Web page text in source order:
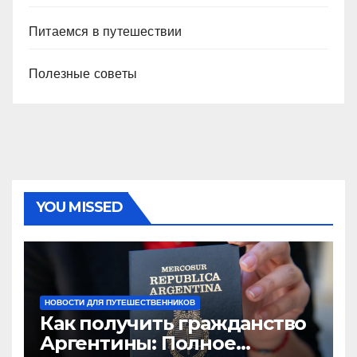
Питаемся в путешествии
Полезные советы
YOU MISSED
НОВОСТИ ДЛЯ ПУТЕШЕСТВЕННИКОВ
Как получить гражданство
Аргентины: Полное